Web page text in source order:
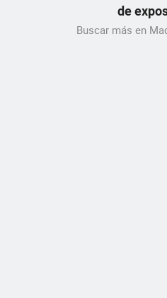
de
Buscar más en